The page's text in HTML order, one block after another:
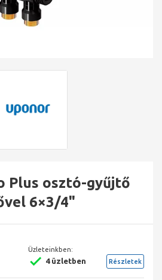
Plus osztó-gyűjtő
6×3/4"
Üzleteinkben:
4 üzletben Részletek